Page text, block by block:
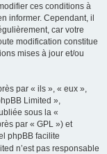
ces conditions à
informer. Cependant, il
car votre
modification constitue
mises à jour et/ou
par « ils », « eux »,
Limited »,
sous la «
par « GPL ») et
phpBB facilite
n’est pas responsable